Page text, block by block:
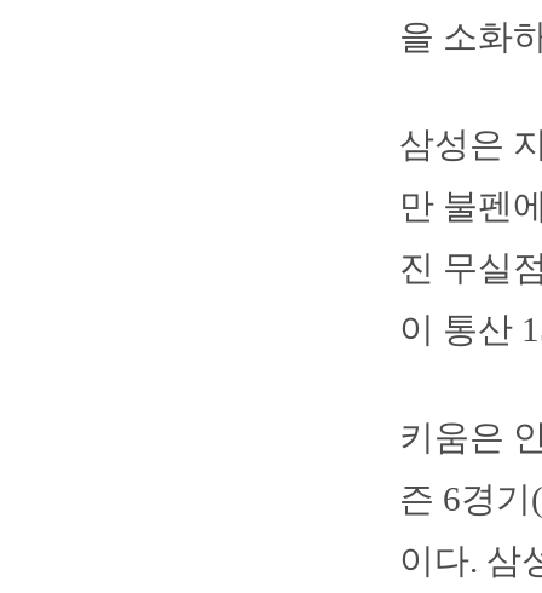
을 소화
삼성은
만 불펜
진 무실
이 통산
키움은
즌 6경
이다. 삼